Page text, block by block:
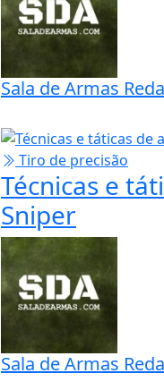
Variedades
Você sabe o
Burial"? Em
bom você
Sala de Armas
Tiro de precisão
Técnicas e
Sniper